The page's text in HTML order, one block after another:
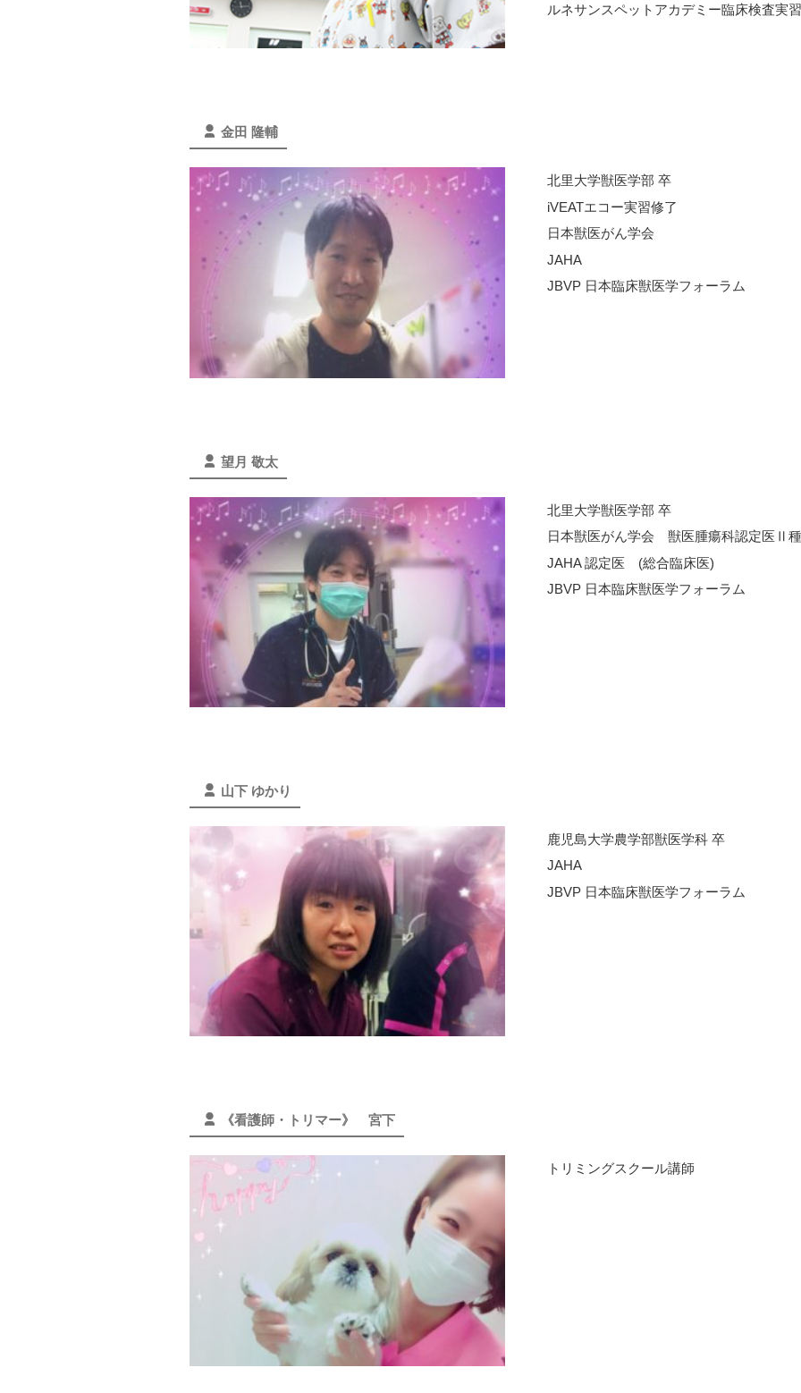
ルネサンスペットアカデミー臨床検査実習
金田 隆輔
北里大学獣医学部 卒
iVEATエコー実習修了
日本獣医がん学会
JAHA
JBVP 日本臨床獣医学フォーラム
望月 敬太
北里大学獣医学部 卒
日本獣医がん学会 獣医腫瘍科認定医Ⅱ
JAHA 認定医 (総合臨床医)
JBVP 日本臨床獣医学フォーラム
山下 ゆかり
鹿児島大学農学部獣医学科 卒
JAHA
JBVP 日本臨床獣医学フォーラム
《看護師・トリマー》 宮下
トリミングスクール講師